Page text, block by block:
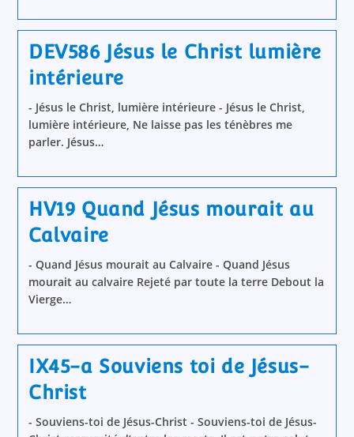
DEV586 Jésus le Christ lumière
intérieure
- Jésus le Christ, lumière intérieure - Jésus le Christ,
lumière intérieure, Ne laisse pas les ténèbres me
parler. Jésus…
HV19 Quand Jésus mourait au
Calvaire
- Quand Jésus mourait au Calvaire - Quand Jésus
mourait au calvaire Rejeté par toute la terre Debout la
Vierge…
IX45-a Souviens toi de Jésus-
Christ
- Souviens-toi de Jésus-Christ - Souviens-toi de Jésus-